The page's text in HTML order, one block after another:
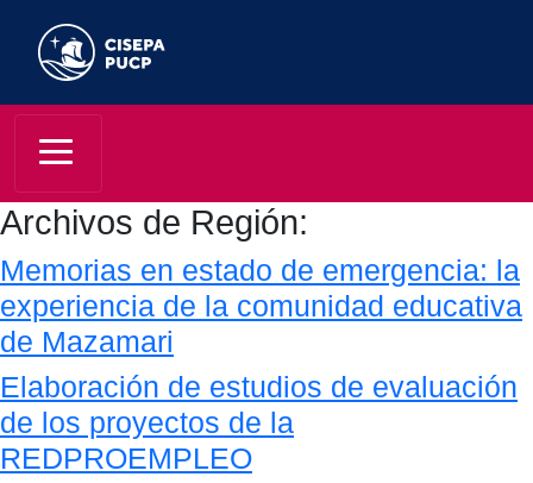
Archivos de Región:
Memorias en estado de emergencia: la
experiencia de la comunidad educativa
de Mazamari
Elaboración de estudios de evaluación
de los proyectos de la
REDPROEMPLEO